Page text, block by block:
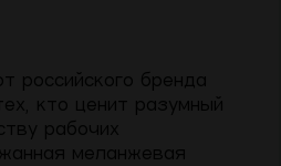
российского бренда
кто ценит разумный
рабочих
меланжевая